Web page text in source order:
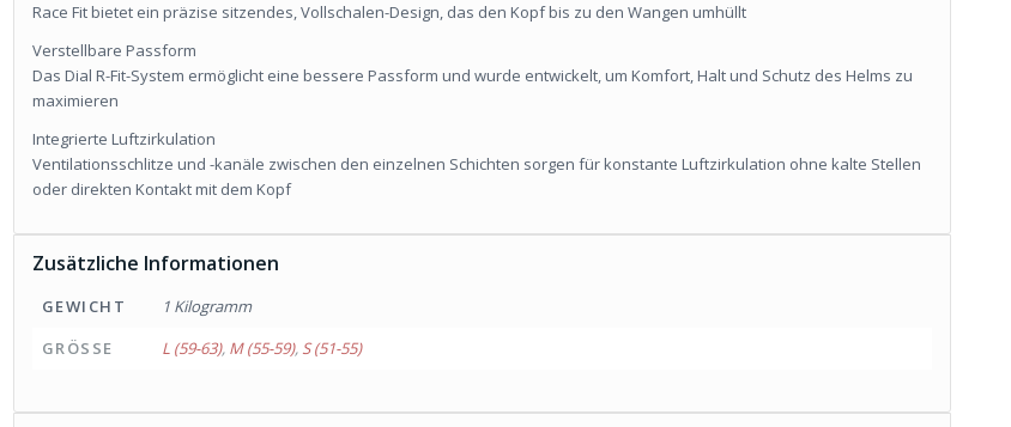
Race Fit bietet ein präzise sitzendes, Vollschalen-Design, das den Kopf bis zu den Wangen umhüllt
Verstellbare Passform
Das Dial R-Fit-System ermöglicht eine bessere Passform und wurde entwickelt, um Komfort, Halt und Schutz des Helms zu
maximieren
Integrierte Luftzirkulation
Ventilationsschlitze und -kanäle zwischen den einzelnen Schichten sorgen für konstante Luftzirkulation ohne kalte Stellen
oder direkten Kontakt mit dem Kopf
Zusätzliche Informationen
GEWICHT
1 Kilogramm
GRÖSSE
L (59-63), M (55-59), S (51-55)